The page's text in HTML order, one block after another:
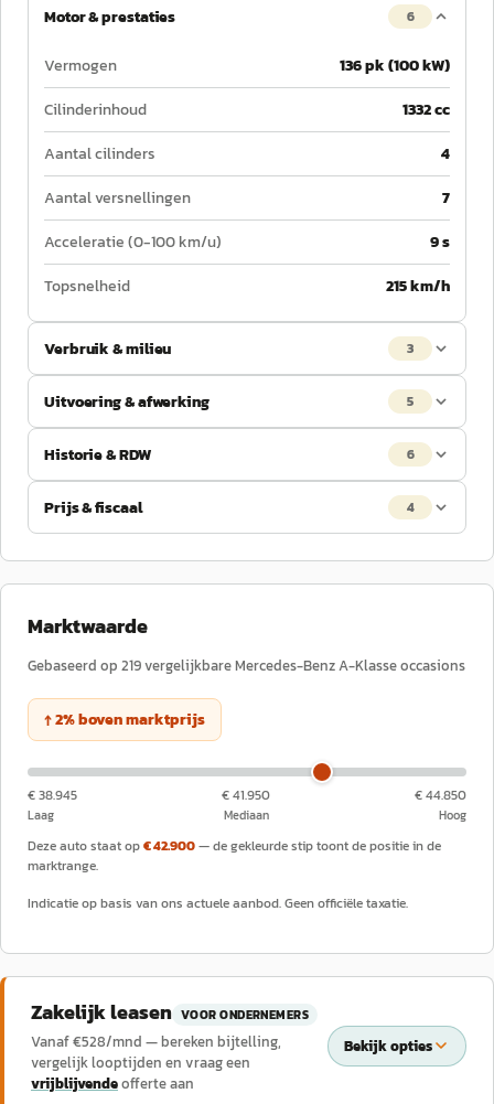
Motor & prestaties 6
Vermogen
136 pk (100 kW)
Cilinderinhoud
1332 cc
Aantal cilinders
4
Aantal versnellingen
7
Acceleratie (0-100 km/u)
9 s
Topsnelheid
215 km/h
Verbruik & milieu 3
Uitvoering & afwerking 5
Historie & RDW 6
Prijs & fiscaal 4
Marktwaarde
Gebaseerd op 219vergelijkbareMercedes-BenzA-Klasseoccasions
↑2%bovenmarktprijs
€ 38.945
Laag
€ 41.950
Mediaan
€ 44.850
Hoog
Deze auto staat op€ 42.900— de gekleurde stip toont de positie in de
marktrange.
Indicatie op basis van ons actuele aanbod. Geen officiële taxatie.
Zakelijk leasen VOOR ONDERNEMERS
Vanaf €528/mnd — bereken bijtelling,
vergelijk looptijden en vraag een
vrijblijvendeofferte aan
Bekijk opties